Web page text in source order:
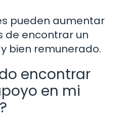
pueden aumentar
de encontrar un
bien remunerado.
encontrar
en mi